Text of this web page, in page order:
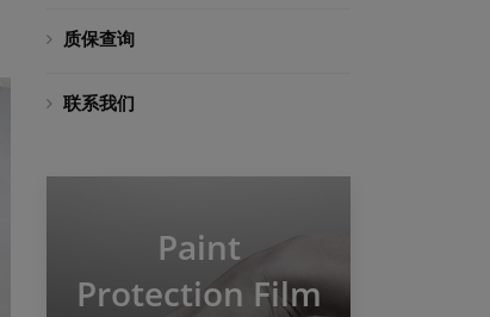
质保查询
联系我们
Paint
Protection Film